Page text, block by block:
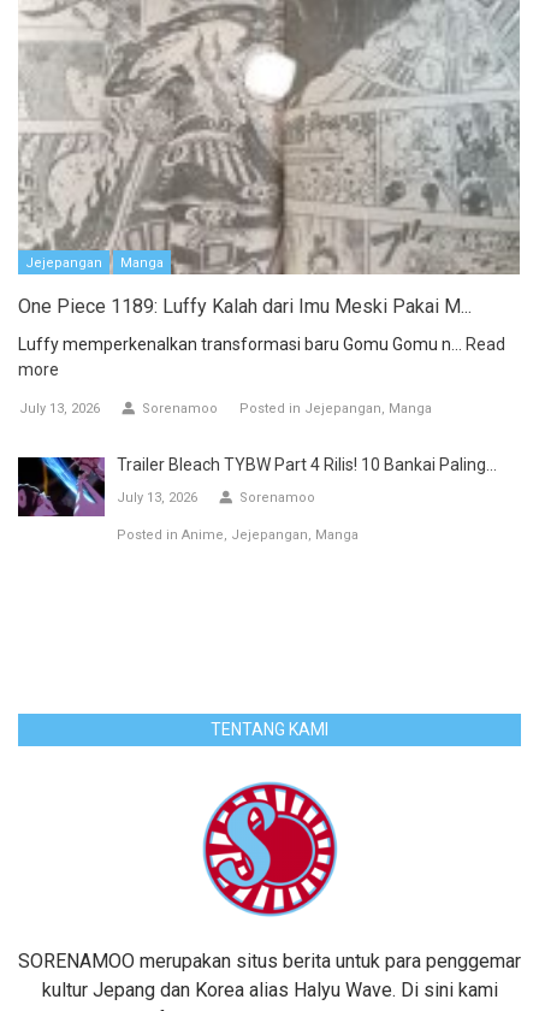
Jejepangan Manga
One Piece 1189: Luffy Kalah dari Imu Meski Pakai M...
Luffy memperkenalkan transformasi baru Gomu Gomu n... Read
more
July 13, 2026 Sorenamoo Posted in Jejepangan Manga
Trailer Bleach TYBW Part 4 Rilis! 10 Bankai Paling...
July 13, 2026 Sorenamoo
Posted in Anime Jejepangan Manga
TENTANG KAMI
SORENAMOO merupakan situs berita untuk para penggemar
kultur Jepang dan Korea alias Halyu Wave. Di sini kami